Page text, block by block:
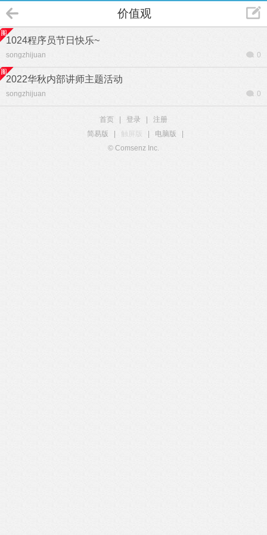
价值观
1024程序员节日快乐~
songzhijuan 0
2022华秋内部讲师主题活动
songzhijuan 0
首页 登录
注册
简易版
触屏版 电脑版
© Comsenz Inc.